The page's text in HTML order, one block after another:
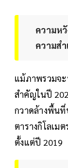
ความห
ความสำ
แม้ภาพรวมจ
สำคัญในปี
กวาดล้างพื้นที่
ตารางกิโลเม
ตั้งแต่ปี 2019